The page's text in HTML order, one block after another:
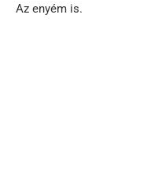
Az enyém is.